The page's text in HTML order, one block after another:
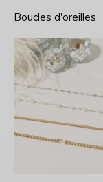
Boucles d'oreilles